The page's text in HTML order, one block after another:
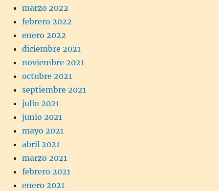
marzo 2022
febrero 2022
enero 2022
diciembre 2021
noviembre 2021
octubre 2021
septiembre 2021
julio 2021
junio 2021
mayo 2021
abril 2021
marzo 2021
febrero 2021
enero 2021